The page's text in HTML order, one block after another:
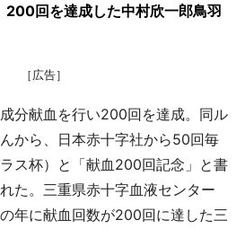
200回を達成した中村欣一郎鳥羽
［広告］
分献血を行い200回を達成。同ル
から、日本赤十字社から50回毎
ス杯）と「献血200回記念」と書
た。三重県赤十字血液センター
の年に献血回数が200回に達した三